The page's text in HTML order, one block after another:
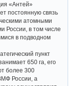
«Антей»
постоянную связь
атомными
России, в том числе
в подводном
пункт
650 га, его
более 300
России, а